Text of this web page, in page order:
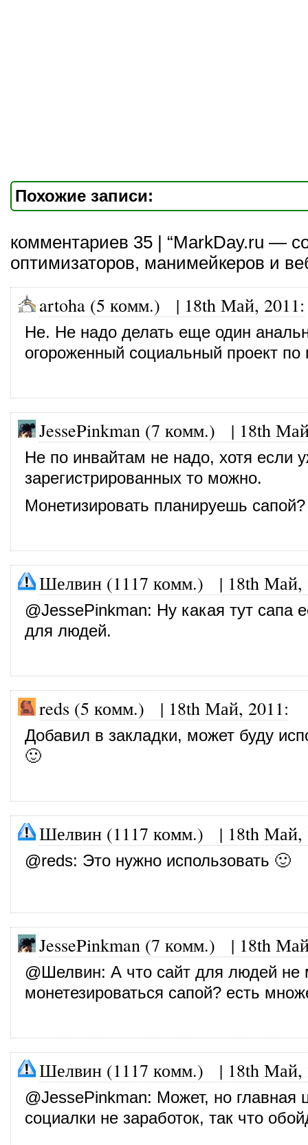
Похожие записи:
комментариев 35 | “MarkDay.ru —
оптимизаторов, манимейкеров и
artoha (5 комм.) | 18th Май, 2011:
Не. Не надо делать еще один
огороженный социальный проект
JessePinkman (7 комм.) | 18th
Не по инвайтам не надо, хотя если
зарегистрированных то можно.
Монетизировать планируешь сапой?
Шелвин (1117 комм.) | 18th Май,
@JessePinkman: Ну какая тут сапа
для людей.
reds (5 комм.) | 18th Май, 2011:
Добавил в закладки, может буду
🙂
Шелвин (1117 комм.) | 18th Май,
@reds: Это нужно использовать 🙂
JessePinkman (7 комм.) | 18th
@Шелвин: А что сайт для людей не
монетезироваться сапой? есть
Шелвин (1117 комм.) | 18th Май,
@JessePinkman: Может, но главная
социалки не заработок, так что